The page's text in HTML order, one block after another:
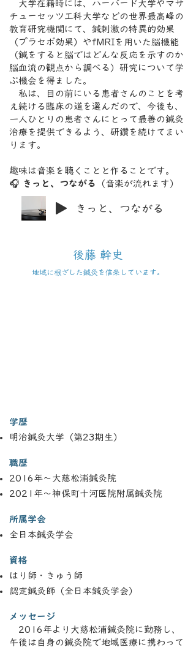
大学在籍時には、ハーバード大学やマサ
チューセッツ工科大学などの世界最高峰の
教育研究機関にて、鍼刺激の特異的効果
（プラセボ効果）やfMRIを用いた脳機能
（鍼をすると脳ではどんな反応を示すのか
脳血流の観点から調べる）研究について学
ぶ機会を得ました。
私は、目の前にいる患者さんのことを考
え続ける臨床の道を選んだので、今後も、
一人ひとりの患者さんにとって最善の鍼灸
治療を提供できるよう、研鑽を続けてまい
ります。
​趣味は音楽を聴くことと作ることです。
​🎧 きっと、つながる （音楽が流れます）
きっと、つながる
後藤 幹史
地域に根ざした鍼灸を信条しています。
学歴
明治鍼灸大学（第23期生）
職歴
2016年〜大慈松浦鍼灸院
2021年〜神保町十河医院附属鍼灸院
所属学会
全日本鍼灸学会
資格
はり師・きゅう師
認定鍼灸師（全日本鍼灸学会）
メッセージ
2016年より大慈松浦鍼灸院に勤務し、
午後は自身の鍼灸院で地域医療に携わって